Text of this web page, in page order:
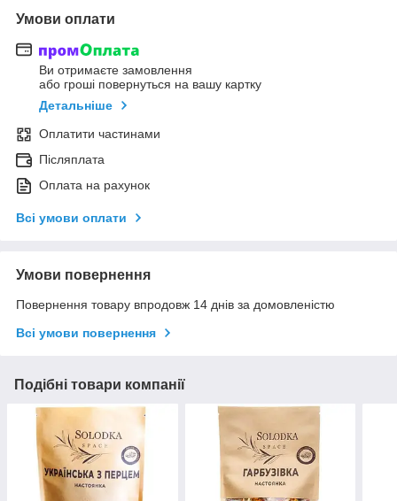
Умови оплати
Ви отримаєте замовлення
або гроші повернуться на вашу картку
Детальніше
Оплатити частинами
Післяплата
Оплата на рахунок
Всі умови оплати
Умови повернення
Повернення товару впродовж 14 днів за домовленістю
Всі умови повернення
Подібні товари компанії